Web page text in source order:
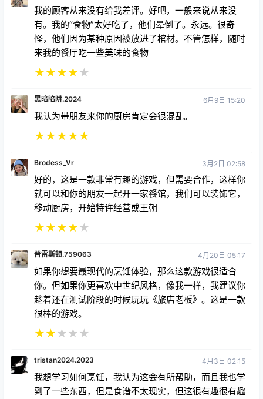
我的顾客从来没有给我差评。好吧，一般来说从来没
有。我的“食物”太好吃了，他们晕倒了。永远。很奇
怪，他们因为某种原因被放进了棺材。不管怎样，随时
来我的餐厅吃一些美味的食物
★★★★★
黑暗陷阱.2024 6月9日 15:20
我认为带朋友来你的厨房肯定会很混乱。
★★★★★
Brodess_Vr 3月2日 02:58
好的，这是一款非常有趣的游戏，但需要合作，这样你
就可以和你的朋友一起开一家餐馆，我们可以装饰它，
移动厨房，开始特许经营或王朝
★★★★★
普雷斯顿.759063 4月20日 05:17
如果你想要最现代的烹饪体验，那么这款游戏很适合
你。但如果你更喜欢中世纪风格，像我一样，我建议你
趁着还在测试阶段的时候玩玩《旅店老板》。这是一款
很棒的游戏。
★★★ ★ ★
tristan2024.2023 4月3日 02:15
我想学习如何烹饪，我认为这会有所帮助，而且我也学
到了一些东西，但是食谱不太现实，但这很有趣很有趣